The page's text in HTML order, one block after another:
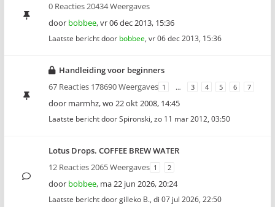
0 Reacties 20434 Weergaves
door bobbee,vr 06 dec 2013, 15:36
Laatste bericht door bobbee, vr 06 dec 2013, 15:36
Handleiding voor beginners
67 Reacties 178690 Weergaves 1 … 3 4 5 6 7
door marmhz,wo 22 okt 2008, 14:45
Laatste bericht doorSpironski, zo 11 mar 2012, 03:50
Lotus Drops. COFFEE BREW WATER
12 Reacties 2065 Weergaves 1 2
door bobbee, ma 22 jun 2026, 20:24
Laatste bericht doorgilleko B., di 07 jul 2026, 22:50